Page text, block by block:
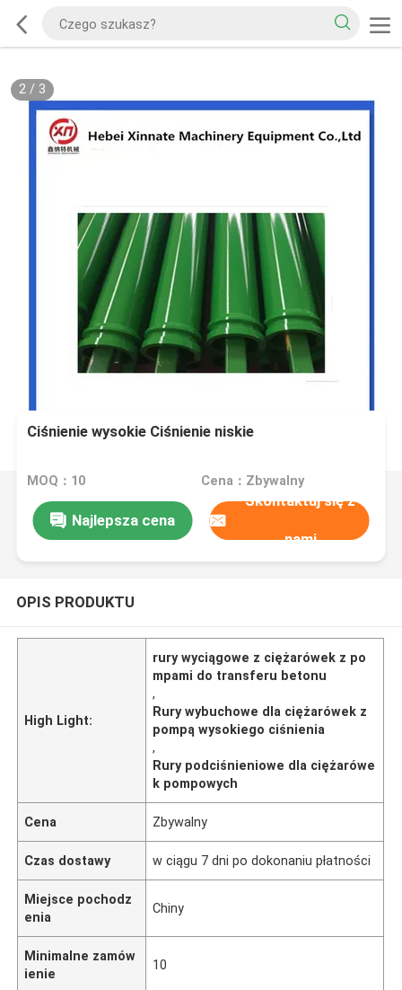
2/ 3
Ciśnienie wysokie Ciśnienie niskie
MOQ：10 Cena：Zbywalny
Najlepsza cena
Skontaktuj się z
nami
OPIS PRODUKTU
High Light:
rury wyciągowe z ciężarówek z po
mpami do transferu betonu
,
Rury wybuchowe dla ciężarówek z
pompą wysokiego ciśnienia
,
Rury podciśnieniowe dla ciężarówe
k pompowych
Cena Zbywalny
Czas dostawy w ciągu 7 dni po dokonaniu płatności
Miejsce pochodz
enia
Chiny
Minimalne zamów
ienie
10